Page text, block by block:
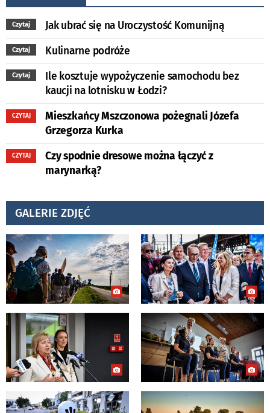
Czytaj Jak ubrać się na Uroczystość Komunijną
Czytaj Kulinarne podróże
Czytaj
Ile kosztuje wypożyczenie samochodu bez
kaucji na lotnisku w Łodzi?
CZYTAJ
Mieszkańcy Mszczonowa pożegnali Józefa
Grzegorza Kurka
CZYTAJ
Czy spodnie dresowe można łączyć z
marynarką?
GALERIE ZDJĘĆ